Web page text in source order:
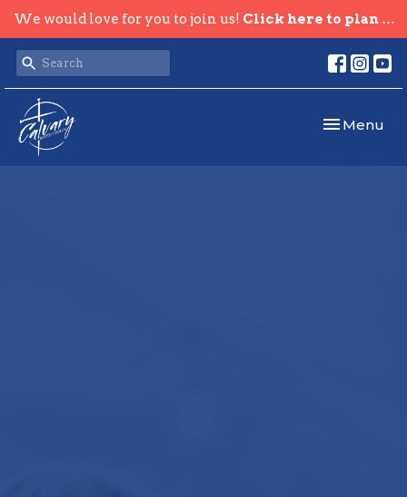
We would love for you to join us! Click here to plan your visit.
Toggle
Menu